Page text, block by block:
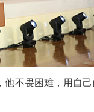
不畏困难，用自